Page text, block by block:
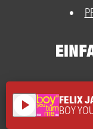
play_arrow FELIX
BOY